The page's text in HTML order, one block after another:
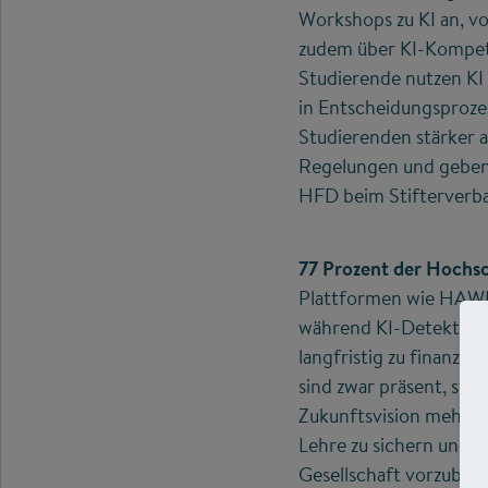
Workshops zu KI an,
zudem über KI-
Studierende nutzen
in
Studierenden stärker
Regelungen und
HFD beim
77 Prozent der
Plattformen wie
während KI-
langfristig zu
sind zwar präsent,
Zukunftsvision mehr,
Lehre zu sichern und
Gesellschaft